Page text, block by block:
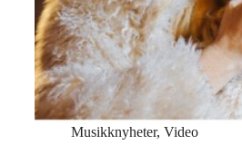
Musikknyheter, Video